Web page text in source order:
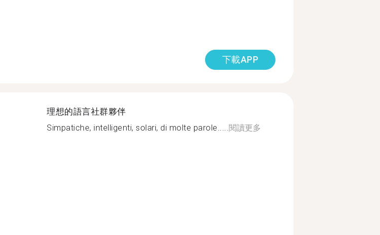
下載APP
理想的語言社群夥伴
Simpatiche, intelligenti, solari, di molte parole.....閱讀更多